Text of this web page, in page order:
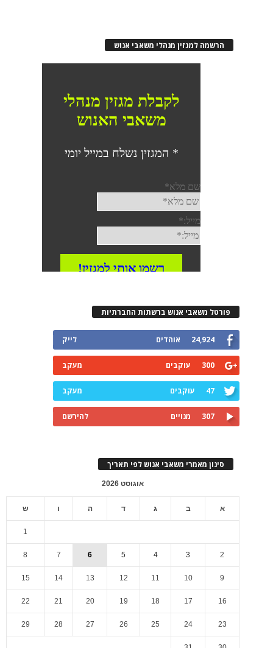
הרשמה למגזין מנהלי משאבי אנוש
פורטל משאבי אנוש ברשתות החברתיות
24,924 אוהדים לייק
300 עוקבים מעקב
47 עוקבים מעקב
307 מנויים להירשם
סינון מאמרי משאבי אנוש לפי תאריך
אוגוסט 2026
א ב ג ד ה ו ש
1
2
3
4
5
6
7
8
9
10
11
12
13
14
15
16
17
18
19
20
21
22
23
24
25
26
27
28
29